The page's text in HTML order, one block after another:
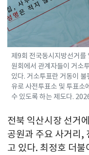
제9회 전국동시지방선거를
원회에서 관계자들이 거소
있다. 거소투표란 거동이
유로 사전투표소 및 투표소
수 있도록 하는 제도다.
전북 익산시장 선거
공원과 주요 사거리,
고 있다. 최정호 더